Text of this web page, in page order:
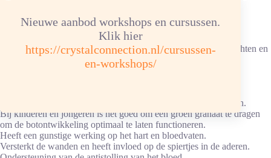
Nieuwe aanbod workshops en cursussen.
Klik hier
https://crystalconnection.nl/cursussen-
en-workshops/
Bij opgejaagd gevoel: rust.
Verankert je energie, je aandacht en je bewustzijn.
Door meditatie, door eigen wilskracht snel van psychische klachten en
verslaving t.o.v. drugs, alcohol en roken af zijn gekomen.
Versterkt het eiwitgehalte voor de calciumopname van de botten.
Bij kinderen en jongeren is het goed om een groen granaat te dragen
om de botontwikkeling optimaal te laten functioneren.
Heeft een gunstige werking op het hart en bloedvaten.
Versterkt de wanden en heeft invloed op de spiertjes in de aderen.